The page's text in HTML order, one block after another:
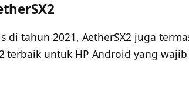
di tahun 2021, AetherSX2 juga
terbaik untuk HP Android yang